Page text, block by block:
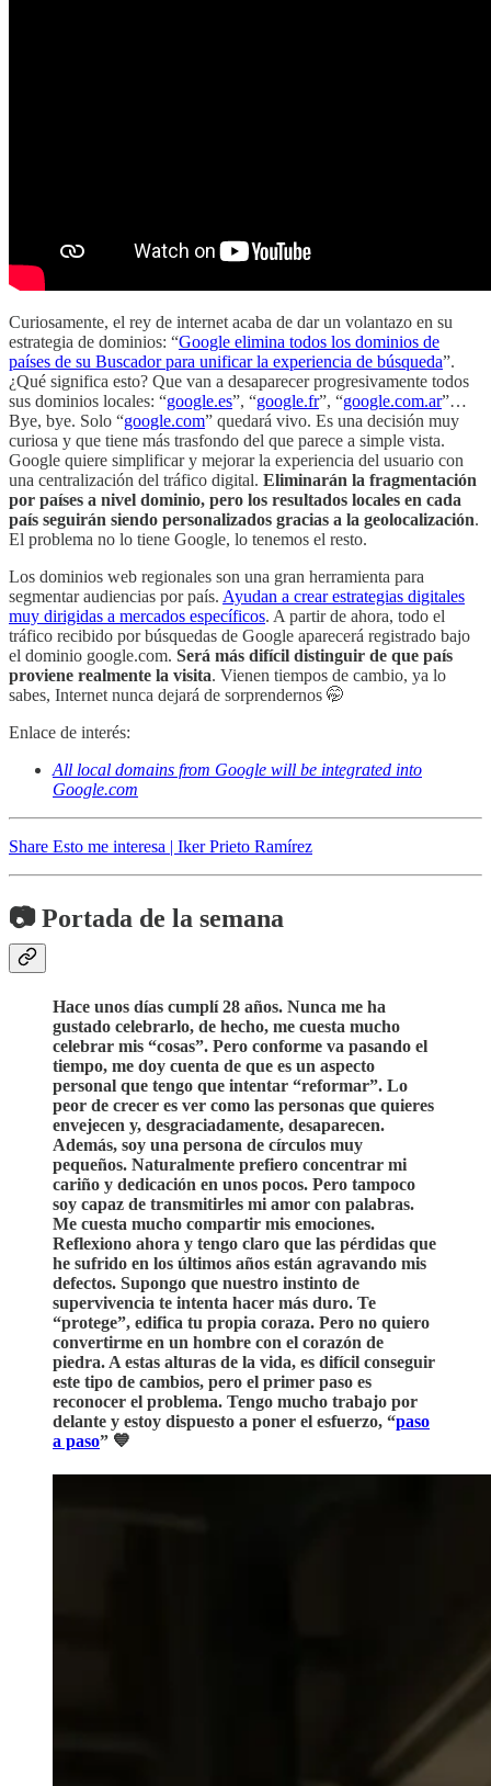
Curiosamente, el rey de internet acaba de dar un volantazo en su
estrategia de dominios: “Google elimina todos los dominios de
países de su Buscador para unificar la experiencia de búsqueda”.
¿Qué significa esto? Que van a desaparecer progresivamente todos
sus dominios locales: “google.es”, “google.fr”, “google.com.ar”…
Bye, bye. Solo “google.com” quedará vivo. Es una decisión muy
curiosa y que tiene más trasfondo del que parece a simple vista.
Google quiere simplificar y mejorar la experiencia del usuario con
una centralización del tráfico digital. Eliminarán la fragmentación
por países a nivel dominio, pero los resultados locales en cada
país seguirán siendo personalizados gracias a la geolocalización.
El problema no lo tiene Google, lo tenemos el resto.
Los dominios web regionales son una gran herramienta para
segmentar audiencias por país. Ayudan a crear estrategias digitales
muy dirigidas a mercados específicos. A partir de ahora, todo el
tráfico recibido por búsquedas de Google aparecerá registrado bajo
el dominio google.com. Será más difícil distinguir de que país
proviene realmente la visita. Vienen tiempos de cambio, ya lo
sabes, Internet nunca dejará de sorprendernos 🤭
Enlace de interés:
All local domains from Google will be integrated into
Google.com
Share Esto me interesa | Iker Prieto Ramírez
📷 Portada de la semana
Hace unos días cumplí 28 años. Nunca me ha
gustado celebrarlo, de hecho, me cuesta mucho
celebrar mis “cosas”. Pero conforme va pasando el
tiempo, me doy cuenta de que es un aspecto
personal que tengo que intentar “reformar”. Lo
peor de crecer es ver como las personas que quieres
envejecen y, desgraciadamente, desaparecen.
Además, soy una persona de círculos muy
pequeños. Naturalmente prefiero concentrar mi
cariño y dedicación en unos pocos. Pero tampoco
soy capaz de transmitirles mi amor con palabras.
Me cuesta mucho compartir mis emociones.
Reflexiono ahora y tengo claro que las pérdidas que
he sufrido en los últimos años están agravando mis
defectos. Supongo que nuestro instinto de
supervivencia te intenta hacer más duro. Te
“protege”, edifica tu propia coraza. Pero no quiero
convertirme en un hombre con el corazón de
piedra. A estas alturas de la vida, es difícil conseguir
este tipo de cambios, pero el primer paso es
reconocer el problema. Tengo mucho trabajo por
delante y estoy dispuesto a poner el esfuerzo, “paso
a paso” 💙